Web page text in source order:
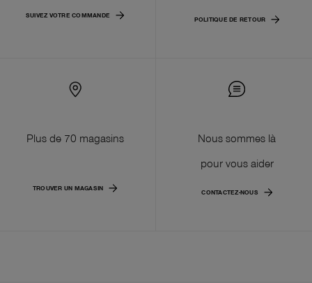
SUIVEZ VOTRE COMMANDE
POLITIQUE DE RETOUR
Plus de 70 magasins
TROUVER UN MAGASIN
Nous sommes là
pour vous aider
CONTACTEZ-NOUS